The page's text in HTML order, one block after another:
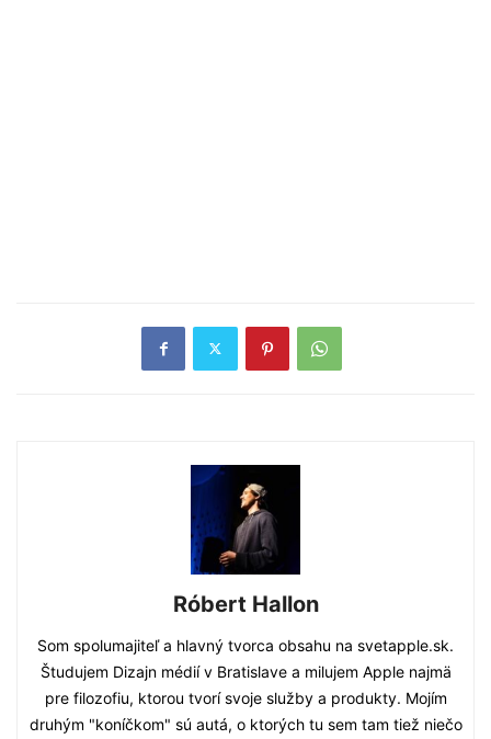
Róbert Hallon
Som spolumajiteľ a hlavný tvorca obsahu na svetapple.sk.
Študujem Dizajn médií v Bratislave a milujem Apple najmä
pre filozofiu, ktorou tvorí svoje služby a produkty. Mojím
druhým "koníčkom" sú autá, o ktorých tu sem tam tiež niečo